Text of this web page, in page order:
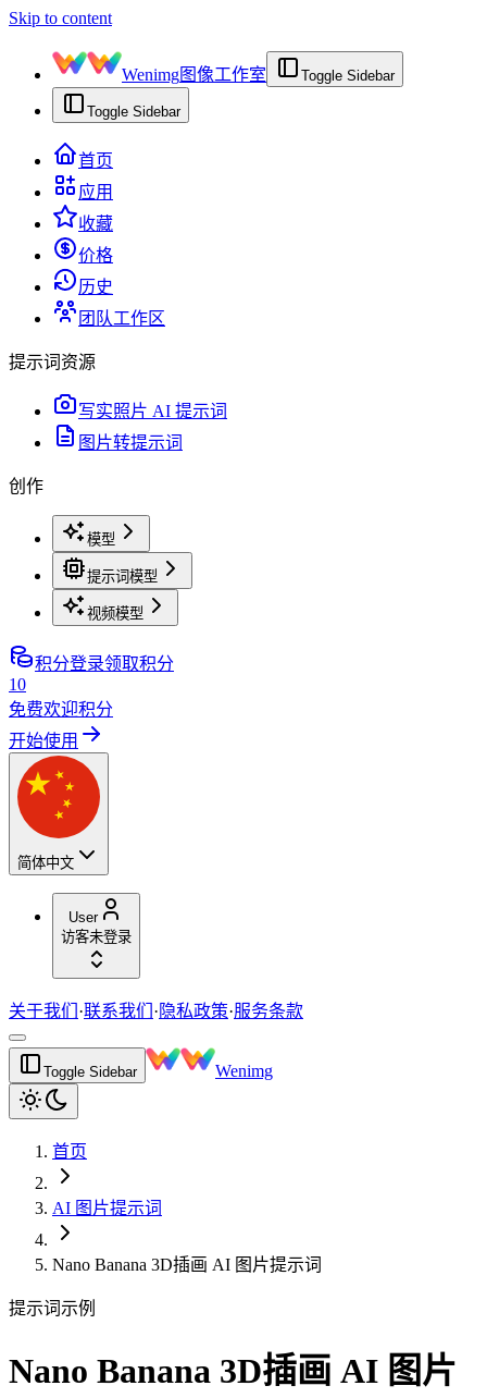
Skip to content
Wenimg图像工作室 Toggle Sidebar
Toggle Sidebar
首页
应用
收藏
价格
历史
团队工作区
提示词资源
写实照片 AI 提示词
图片转提示词
创作
模型
提示词模型
视频模型
积分登录领取积分
10
免费欢迎积分
开始使用
简体中文
User
访客未登录
关于我们 ·联系我们 · 隐私政策·服务条款
Toggle Sidebar Wenimg
首页
AI 图片提示词
Nano Banana 3D插画 AI 图片提示词
提示词示例
Nano Banana 3D插画 AI 图片